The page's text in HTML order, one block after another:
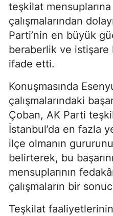
teşkilat
çalışmalarından
Parti’nin en büyük
beraberlik ve
ifade etti.
Konuşmasında
çalışmalarındaki
Çoban, AK Parti
İstanbul’da en fazla
ilçe olmanın gururunu
belirterek, bu
mensuplarının
çalışmaların bir
Teşkilat faaliyetlerinin